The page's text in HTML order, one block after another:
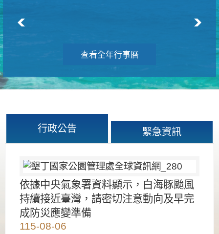
查看全年行事曆
行政公告 緊急資訊
依據中央氣象署資料顯示，白海豚颱風
持續接近臺灣，請密切注意動向及早完
成防災應變準備
115-08-06